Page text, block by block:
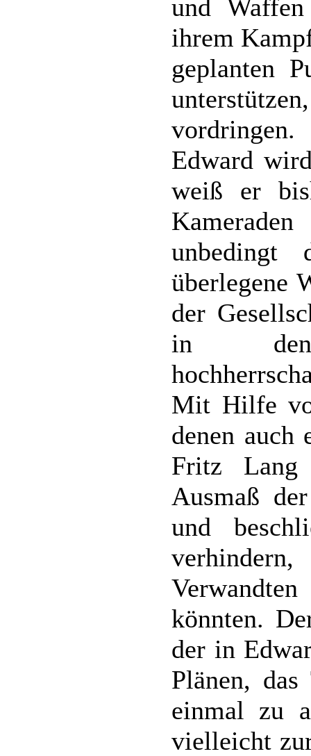
und
ihrem
geplanten
vordringen.
Edward
weiß er
unbedingt
überlegene
der
in den
Mit Hilfe
denen auch
Fritz
Ausmaß
und
könnten.
der in
Plänen,
einmal zu
vielleicht